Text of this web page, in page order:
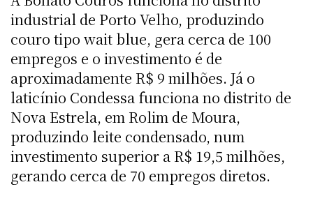
industrial de Porto Velho, produzindo
couro tipo wait blue, gera cerca de 100
empregos e o investimento é de
aproximadamente R$ 9 milhões. Já o
laticínio Condessa funciona no distrito de
Nova Estrela, em Rolim de Moura,
produzindo leite condensado, num
investimento superior a R$ 19,5 milhões,
gerando cerca de 70 empregos diretos.